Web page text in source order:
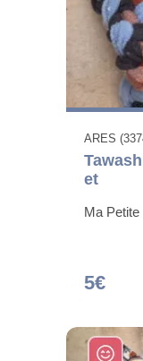
ARES
et
Ma
5€